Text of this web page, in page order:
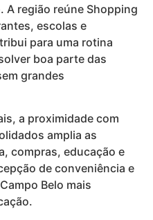
região reúne Shopping
escolas e
para uma rotina
boa parte das
grandes
a proximidade com
amplia as
compras, educação e
de conveniência e
Belo mais